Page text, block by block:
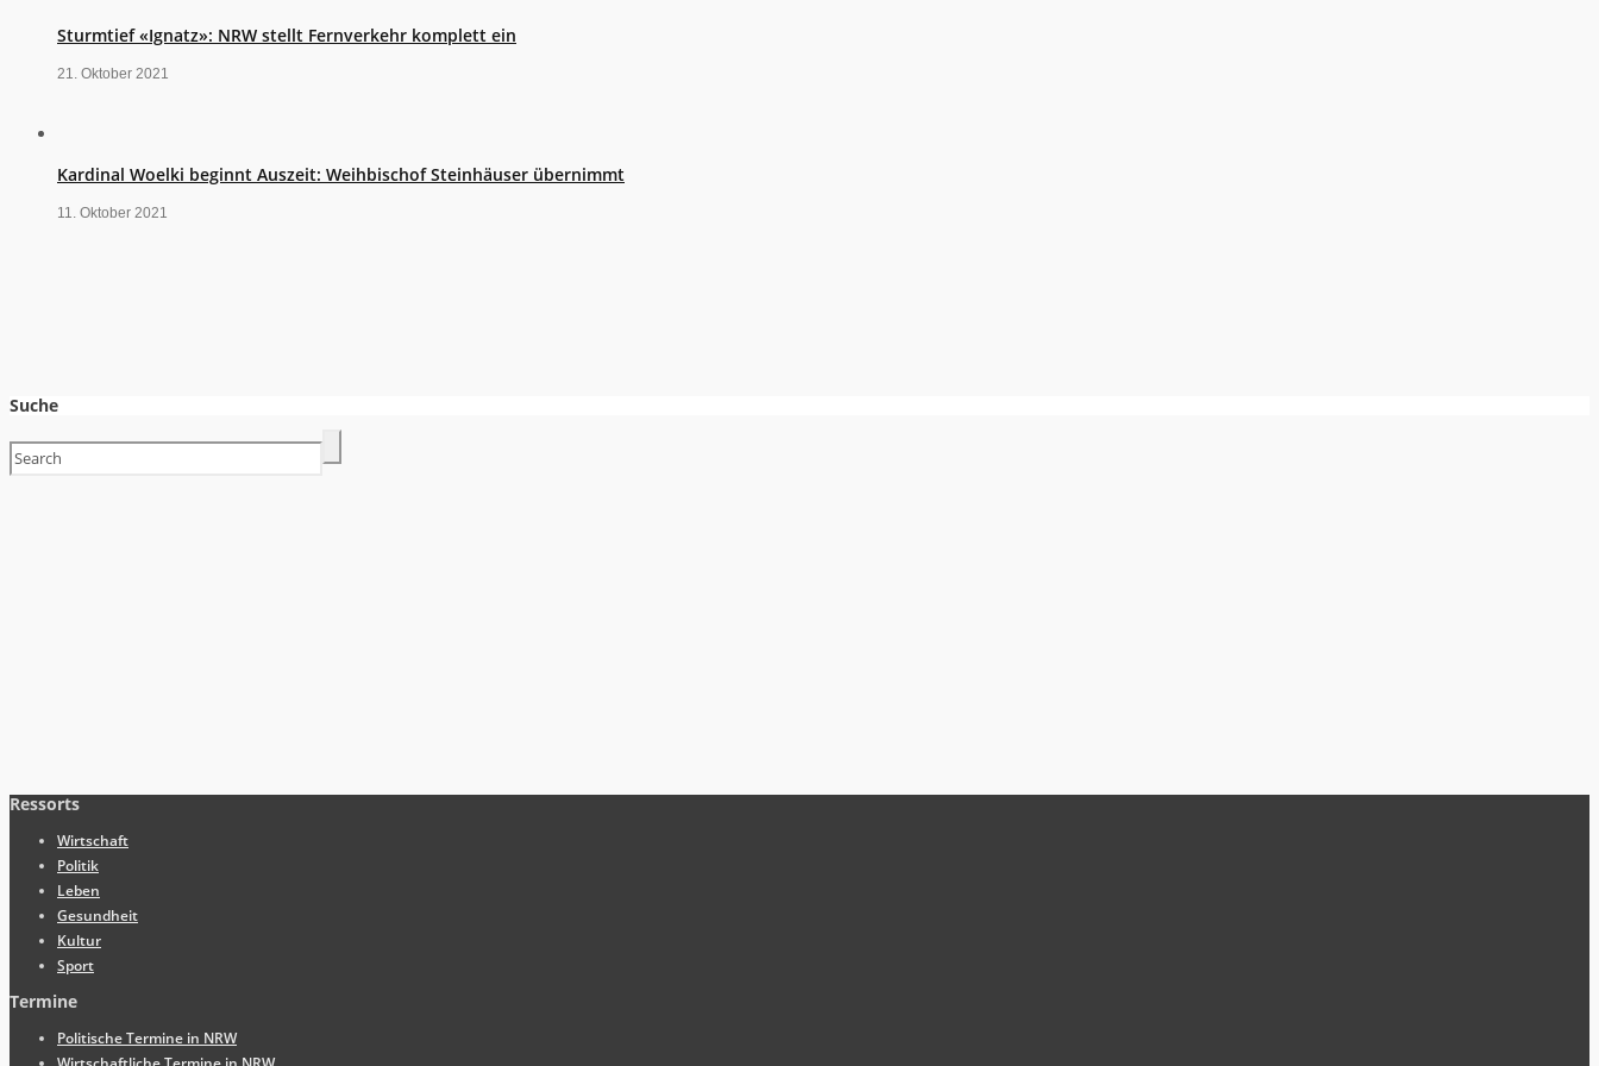
Sturmtief «Ignatz»: NRW stellt Fernverkehr komplett ein
21. Oktober 2021
Kardinal Woelki beginnt Auszeit: Weihbischof Steinhäuser übernimmt
11. Oktober 2021
Suche
Ressorts
Wirtschaft
Politik
Leben
Gesundheit
Kultur
Sport
Termine
Politische Termine in NRW